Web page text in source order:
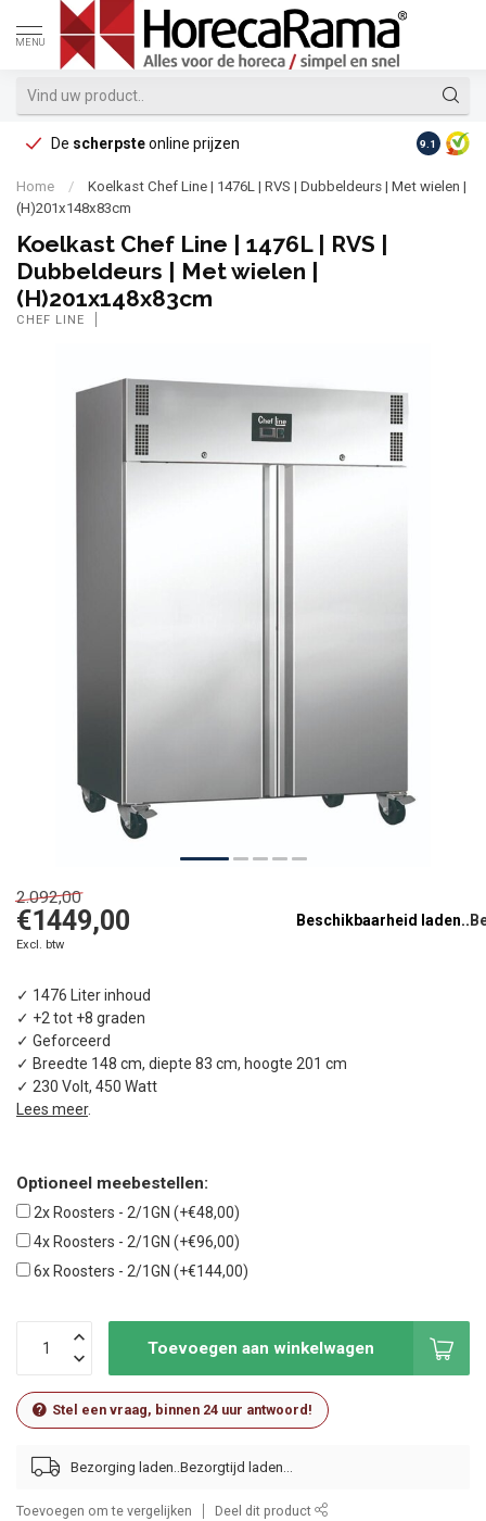
MENU
De scherpsteonline prijzen Op
9.1
Home /
Koelkast Chef Line | 1476L | RVS | Dubbeldeurs | Met wielen |
(H)201x148x83cm
Koelkast Chef Line | 1476L | RVS |
Dubbeldeurs | Met wielen |
(H)201x148x83cm
CHEF LINE
2.092,00
€1449,00
Excl. btw
Beschikbaarheid laden..
✓ 1476 Liter inhoud
✓ +2 tot +8 graden
✓ Geforceerd
✓ Breedte 148 cm, diepte 83 cm, hoogte 201 cm
✓ 230 Volt, 450 Watt
Lees meer.
Optioneel meebestellen:
2x Roosters - 2/1GN (+€48,00)
4x Roosters - 2/1GN (+€96,00)
6x Roosters - 2/1GN (+€144,00)
Toevoegen aan winkelwagen
Stel een vraag, binnen 24 uur antwoord!
Bezorging laden..
Toevoegen om te vergelijken Deel dit product